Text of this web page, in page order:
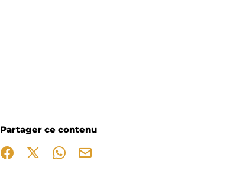
Partager ce contenu
Partager sur Facebook (nouvelle fenêtre)
Partager sur X / Twitter (nouvelle fenêtre)
Partager sur WhatsApp
Partager par mail